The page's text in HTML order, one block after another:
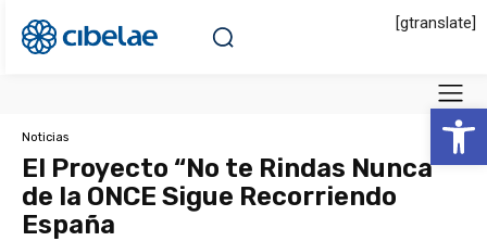
Abrir
[gtranslate]
Noticias
El Proyecto “No te Rindas Nunca”
de la ONCE Sigue Recorriendo
España